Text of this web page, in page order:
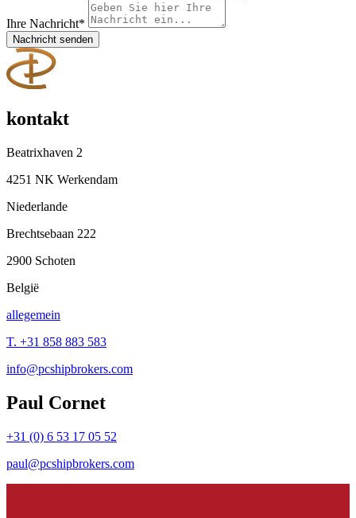
Ihre Nachricht*
Nachricht senden
kontakt
Beatrixhaven 2
4251 NK Werkendam
Niederlande
Brechtsebaan 222
2900 Schoten
België
allegemein
T. +31 858 883 583
info@pcshipbrokers.com
Paul Cornet
+31 (0) 6 53 17 05 52
paul@pcshipbrokers.com